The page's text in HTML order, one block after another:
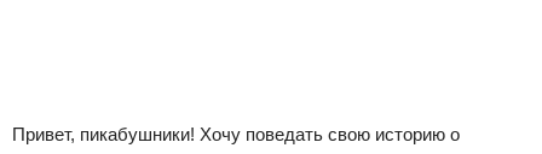
Привет, пикабушники! Хочу поведать свою историю о